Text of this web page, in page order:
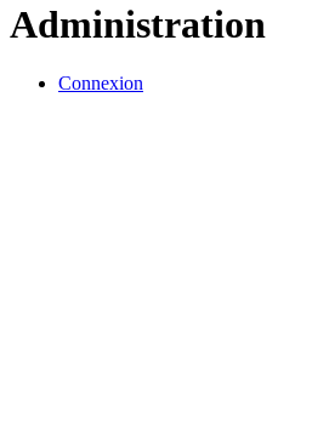
Administration
Connexion